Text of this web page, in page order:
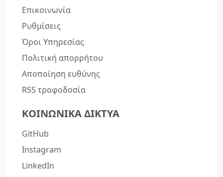
Επικοινωνία
Ρυθμίσεις
Όροι Υπηρεσίας
Πολιτική απορρήτου
Αποποίηση ευθύνης
RSS τροφοδοσία
ΚΟΙΝΩΝΙΚΆ ΔΊΚΤΥΑ
GitHub
Instagram
LinkedIn